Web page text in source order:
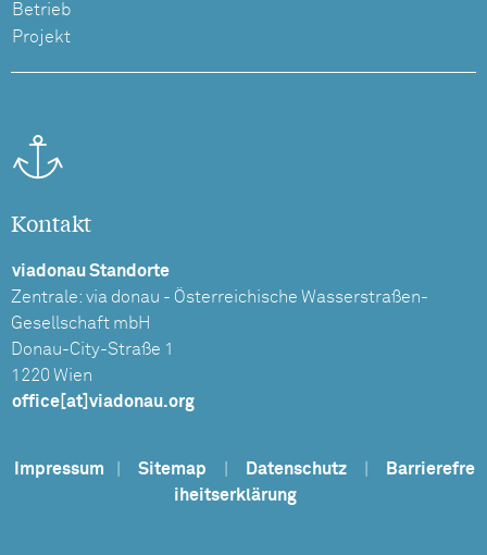
Betrieb
Projekt
Kontakt
viadonau Standorte
Zentrale: via donau - Österreichische Wasserstraßen-
Gesellschaft mbH
Donau-City-Straße 1
1220 Wien
office[at]viadonau.org
Impressum Sitemap Datenschutz
Barrierefre
iheitserklärung